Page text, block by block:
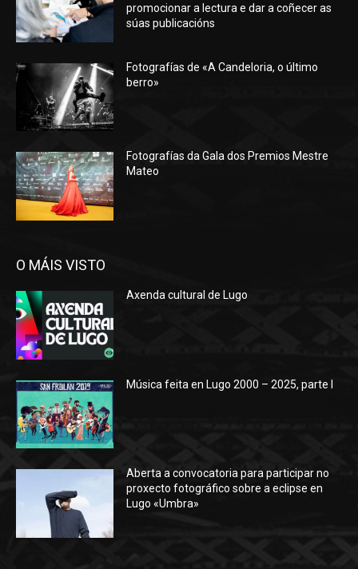
promocionar a lectura e dar a coñecer as
súas publicacións
Fotografías de «A Candeloria, o último
berro»
Fotografías da Gala dos Premios Mestre
Mateo
O MÁIS VISTO
Axenda cultural de Lugo
Música feita en Lugo 2000 – 2025, parte I
Aberta a convocatoria para participar no
proxecto fotográfico sobre a eclipse en
Lugo «Umbra»